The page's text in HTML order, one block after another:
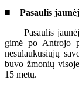
■ Pasaulis
Pasaulis
gimė po Antrojo
nesulaukusiųjų
buvo žmonių
15 metų.